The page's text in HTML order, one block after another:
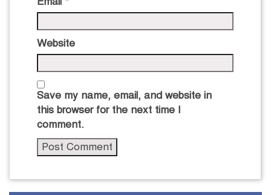
Website
Save my name, email, and website in
this browser for the next time I
comment.